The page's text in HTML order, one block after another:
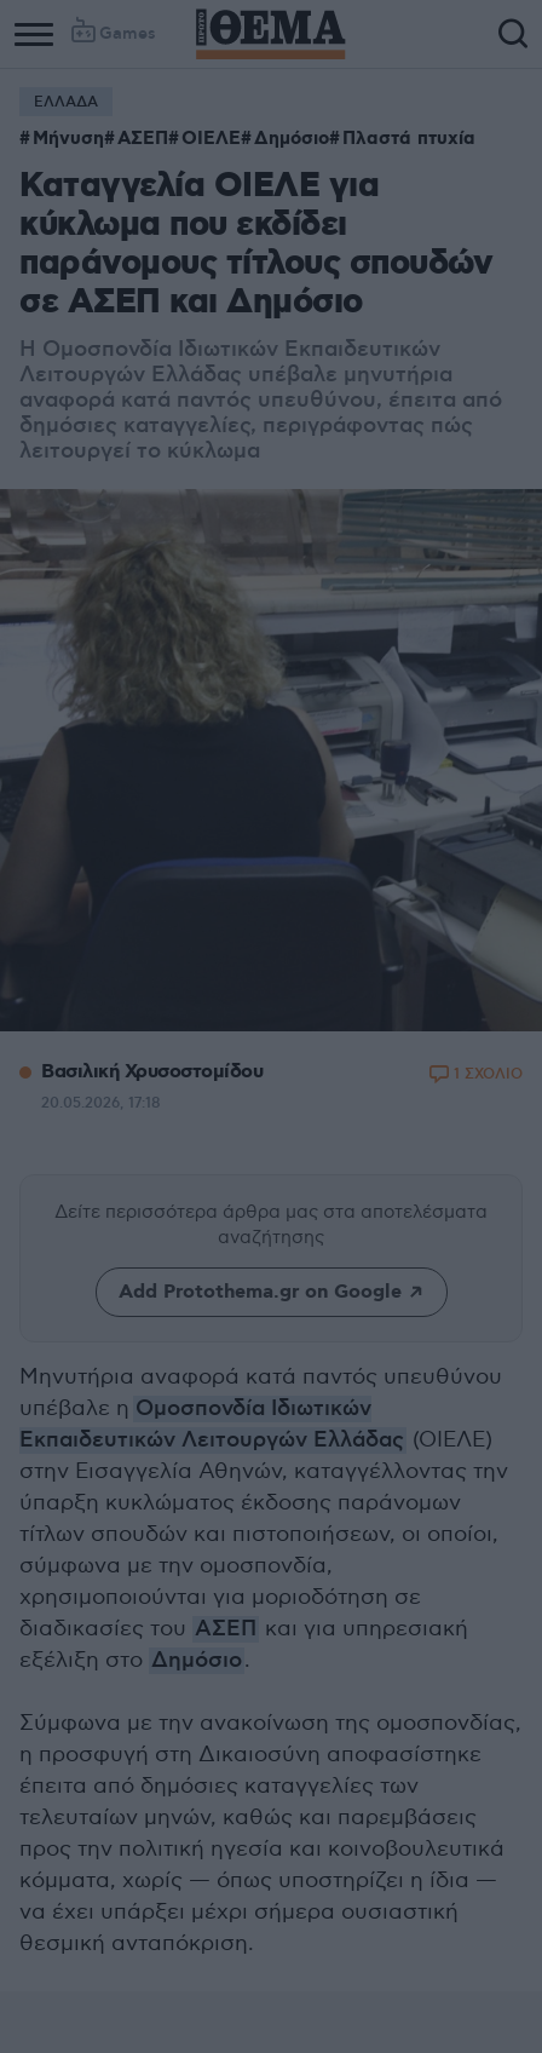
Games
ΕΛΛΑΔΑ
Μήνυση ΑΣΕΠ ΟΙΕΛΕ Δημόσιο Πλαστά πτυχία
Καταγγελία ΟΙΕΛΕ για
κύκλωμα που εκδίδει
παράνομους τίτλους σπουδών
σε ΑΣΕΠ και Δημόσιο
Η Ομοσπονδία Ιδιωτικών Εκπαιδευτικών
Λειτουργών Ελλάδας υπέβαλε μηνυτήρια
αναφορά κατά παντός υπευθύνου, έπειτα από
δημόσιες καταγγελίες, περιγράφοντας πώς
λειτουργεί το κύκλωμα
Βασιλική Χρυσοστομίδου
20.05.2026, 17:18
1 ΣΧΟΛΙΟ
Δείτε περισσότερα άρθρα μας στα αποτελέσματα
αναζήτησης
Add Protothema.gr on Google
Μηνυτήρια αναφορά κατά παντός υπευθύνου
υπέβαλε η Ομοσπονδία Ιδιωτικών
Εκπαιδευτικών Λειτουργών Ελλάδας (ΟΙΕΛΕ)
στην Εισαγγελία Αθηνών, καταγγέλλοντας την
ύπαρξη κυκλώματος έκδοσης παράνομων
τίτλων σπουδών και πιστοποιήσεων, οι οποίοι,
σύμφωνα με την ομοσπονδία,
χρησιμοποιούνται για μοριοδότηση σε
διαδικασίες του ΑΣΕΠ και για υπηρεσιακή
εξέλιξη στο Δημόσιο.
Σύμφωνα με την ανακοίνωση της ομοσπονδίας,
η προσφυγή στη Δικαιοσύνη αποφασίστηκε
έπειτα από δημόσιες καταγγελίες των
τελευταίων μηνών, καθώς και παρεμβάσεις
προς την πολιτική ηγεσία και κοινοβουλευτικά
κόμματα, χωρίς — όπως υποστηρίζει η ίδια —
να έχει υπάρξει μέχρι σήμερα ουσιαστική
θεσμική ανταπόκριση.